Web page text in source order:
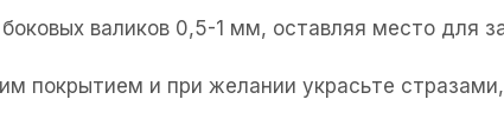
валиков 0,5-1 мм, оставляя место для
покрытием и при желании украсьте